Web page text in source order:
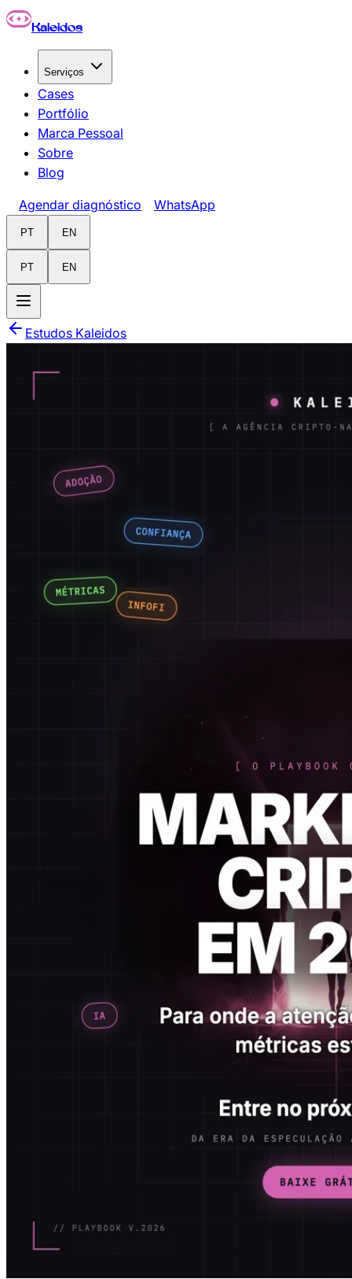
Pular para o conteúdo principal
Kaleidos
Serviços
Cases
Portfólio
Marca Pessoal
Sobre
Blog
Agendar diagnóstico WhatsApp
PT EN
PT EN
Estudos Kaleidos